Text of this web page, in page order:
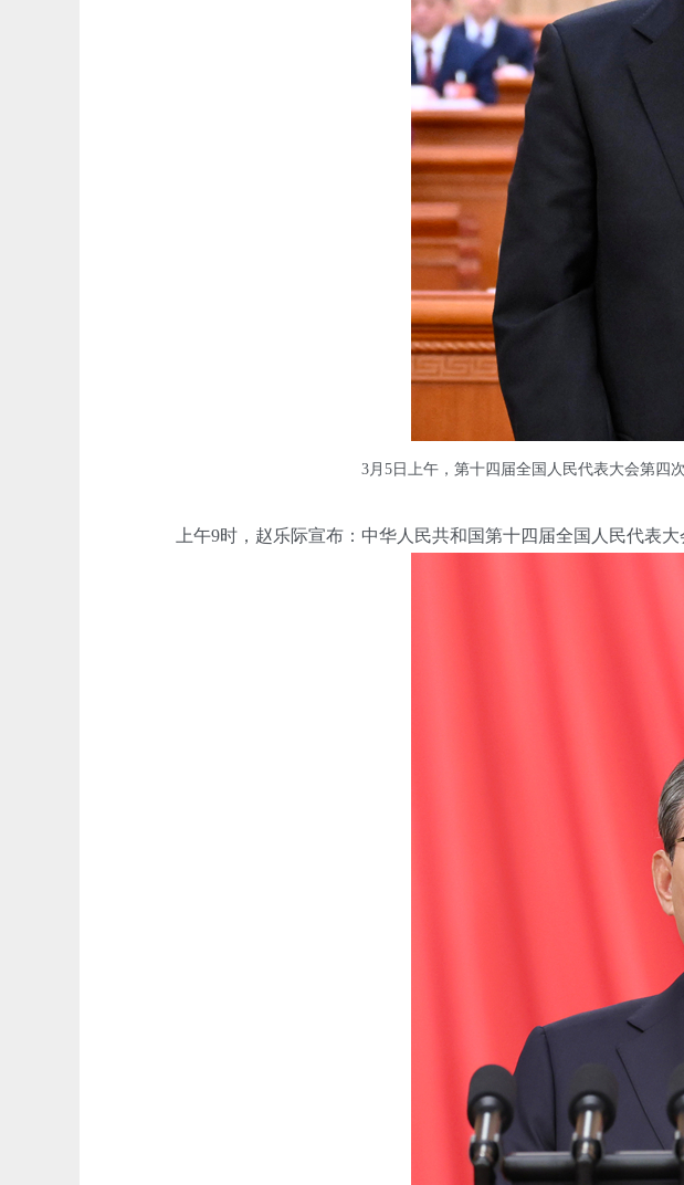
3月5日上午，第十四届全国人民代表大会第四
上午9时，赵乐际宣布：中华人民共和国第十四届全国人民代表大